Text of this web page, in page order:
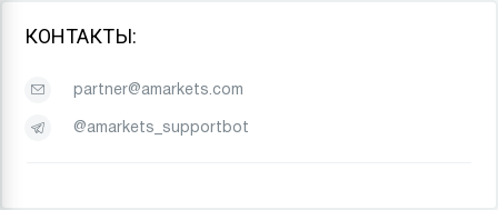
КОНТАКТЫ:
partner@amarkets.com
@amarkets_supportbot